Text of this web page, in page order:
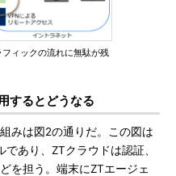
ィックの流れに無駄が残
するとどうなる
みは図2の通りだ。この図は
あり、ZTクラウドは認証、
を担う。端末にZTエージェ